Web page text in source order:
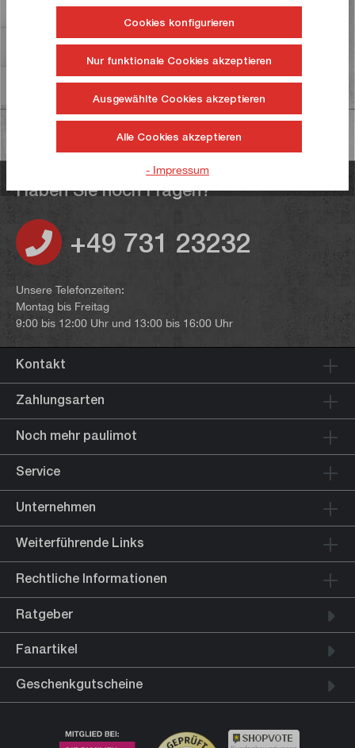
und eine Gesamtlänge von 101 mm.…Mehr
Bewertungen 1
Informationen zur Produktsicherheit
Haben Sie noch Fragen?
+49 731 23232
Unsere Telefonzeiten:
Montag bis Freitag
9:00 bis 12:00 Uhr und 13:00 bis 16:00 Uhr
Kontakt
Zahlungsarten
Noch mehr paulimot
Service
Unternehmen
Weiterführende Links
Rechtliche Informationen
Ratgeber
Fanartikel
Geschenkgutscheine
Cookies konfigurieren
Nur funktionale Cookies akzeptieren
Ausgewählte Cookies akzeptieren
Alle Cookies akzeptieren
- Impressum